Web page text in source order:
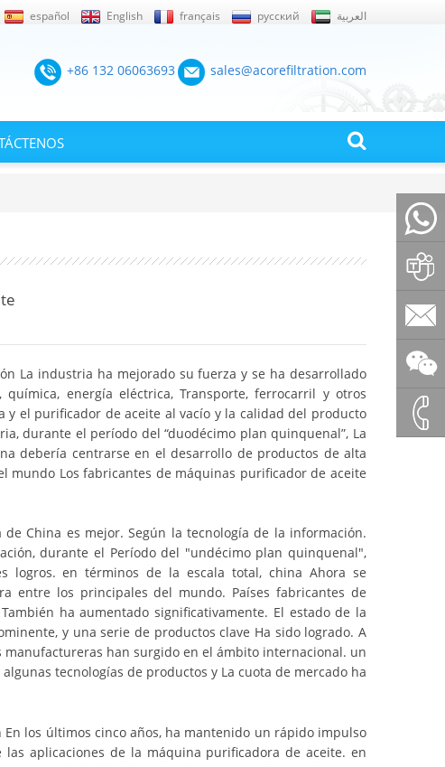
español English français русский العربية
+86 132 06063693 sales@acorefiltration.com
La industria ha mejorado su fuerza y ​​se ha desarrollado
energía eléctrica, Transporte, ferrocarril y otros
el purificador de aceite al vacío y la calidad del producto
durante el período del “duodécimo plan quinquenal”, La
debería centrarse en el desarrollo de productos de alta
mundo Los fabricantes de máquinas purificador de aceite
China es mejor. Según la tecnología de la información.
durante el Período del "undécimo plan quinquenal",
logros. en términos de la escala total, china Ahora se
entre los principales del mundo. Países fabricantes de
ha aumentado significativamente. El estado de la
y una serie de productos clave Ha sido logrado. A
han surgido en el ámbito internacional. un
tecnologías de productos y La cuota de mercado ha
los últimos cinco años, ha mantenido un rápido impulso
aplicaciones de la máquina purificadora de aceite. en
Rufus
Huang